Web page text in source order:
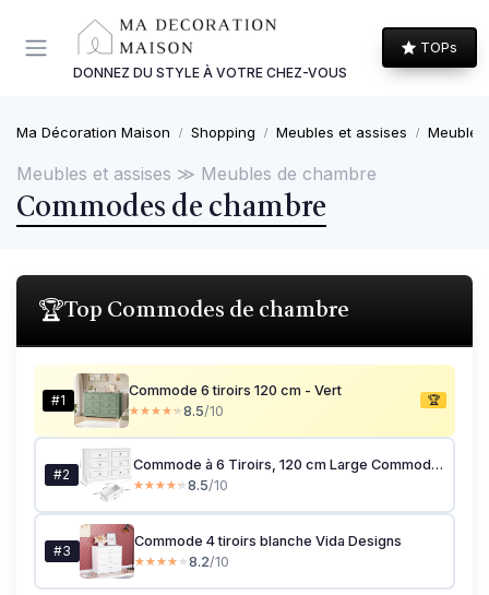
DONNEZ DU STYLE À VOTRE CHEZ-VOUS
TOPs
Ma Décoration Maison Shopping Meubles et assises
Meubles et assises ≫ Meubles de chambre
Commodes de chambre
🏆Top Commodes de chambre
#1
Commode 6 tiroirs 120 cm - Vert
★★★★★
★★★★★8.5/10
🏆
#2
Commode à 6 Tiroirs, 120 cm Large Commode Chambre Adulte avec Grain de Bois et Poignées en Bronze, Buffet Meuble de Rangement Chambre pour Salon, Blanc, 120 x 84 x 40 cm
★★★★★
★★★★★8.5/10
#3
Commode 4 tiroirs blanche Vida Designs
★★★★★
★★★★★8.2/10
Panneau de gestion des cookies